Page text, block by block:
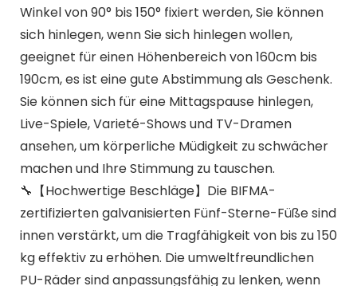
Winkel von 90° bis 150° fixiert werden, Sie können
sich hinlegen, wenn Sie sich hinlegen wollen,
geeignet für einen Höhenbereich von 160cm bis
190cm, es ist eine gute Abstimmung als Geschenk.
Sie können sich für eine Mittagspause hinlegen,
Live-Spiele, Varieté-Shows und TV-Dramen
ansehen, um körperliche Müdigkeit zu schwächer
machen und Ihre Stimmung zu tauschen.
🔧【Hochwertige Beschläge】Die BIFMA-
zertifizierten galvanisierten Fünf-Sterne-Füße sind
innen verstärkt, um die Tragfähigkeit von bis zu 150
kg effektiv zu erhöhen. Die umweltfreundlichen
PU-Räder sind anpassungsfähig zu lenken, wenn